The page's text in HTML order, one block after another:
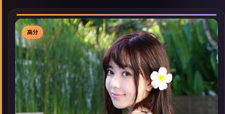
▶
高分